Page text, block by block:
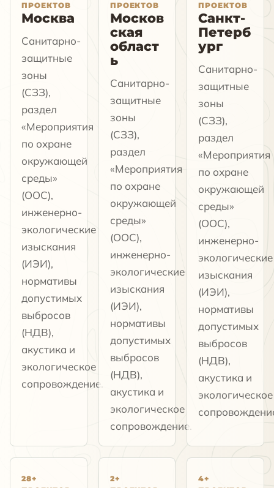
ПРОЕКТОВ
Москва
Санитарно-
защитные
зоны
(СЗЗ),
раздел
«Мероприятия
по охране
окружающей
среды»
(ООС),
инженерно-
экологические
изыскания
(ИЭИ),
нормативы
допустимых
выбросов
(НДВ),
акустика и
экологическое
сопровождение.
ПРОЕКТОВ
Москов
ская
област
ь
Санитарно-
защитные
зоны
(СЗЗ),
раздел
«Мероприятия
по охране
окружающей
среды»
(ООС),
инженерно-
экологические
изыскания
(ИЭИ),
нормативы
допустимых
выбросов
(НДВ),
акустика и
экологическое
сопровождение.
ПРОЕКТОВ
Санкт-
Петерб
ург
Санитарно-
защитные
зоны
(СЗЗ),
раздел
«Мероприятия
по охране
окружающей
среды»
(ООС),
инженерно-
экологические
изыскания
(ИЭИ),
нормативы
допустимых
выбросов
(НДВ),
акустика и
экологическое
28+
2+
4+